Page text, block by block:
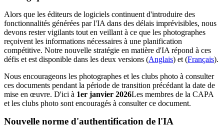
Alors que les éditeurs de logiciels continuent d'introduire des
fonctionnalités générées par l'IA dans des délais imprévisibles, nous
devons rester vigilants tout en veillant à ce que les photographes
reçoivent les informations nécessaires à une planification
compétitive. Notre nouvelle stratégie en matière d'IA répond à ces
défis et est disponible dans les deux versions (Anglais) et (Français).
Nous encourageons les photographes et les clubs photo à consulter
ces documents pendant la période de transition précédant la date de
mise en œuvre. D'ici à 1er janvier 2026Les membres de la CAPA
et les clubs photo sont encouragés à consulter ce document.
Nouvelle norme d'authentification de l'IA